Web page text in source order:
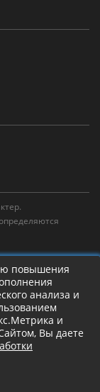
повышения
анализа и
и
Вы даете